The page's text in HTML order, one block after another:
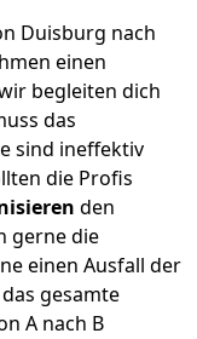
Duisburg nach
einen
begleiten dich
das
sind ineffektiv
die Profis
den
gerne die
einen Ausfall der
gesamte
A nach B